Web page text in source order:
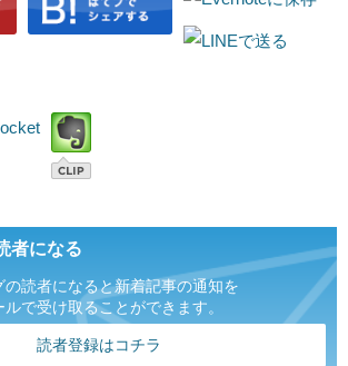
者になる
の読者になると新着記事の通知を
ルで受け取ることができます。
読者登録はコチラ